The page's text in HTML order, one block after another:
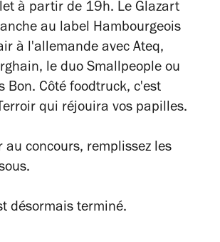
à partir de 19h. Le Glazart
au label Hambourgeois
à l'allemande avec Ateq,
le duo Smallpeople ou
Bon. Côté foodtruck, c'est
qui réjouira vos papilles.
au concours, remplissez les
désormais terminé.